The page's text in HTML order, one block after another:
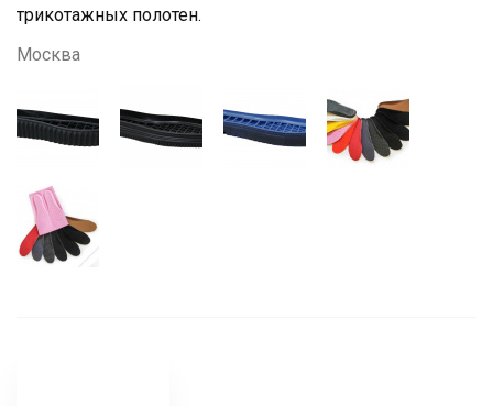
трикотажных полотен.
Москва